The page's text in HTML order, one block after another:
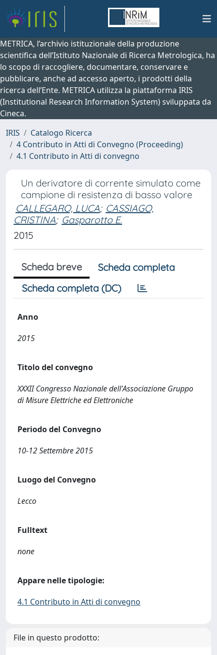
METRICA, l’archivio istituzionale della produzione
scientifica dell’Istituto Nazionale di Ricerca Metrologica, ha
lo scopo di raccogliere, documentare, conservare e
pubblicare, anche ad accesso aperto, i prodotti della
ricerca dell’Ente. METRICA utilizza la piattaforma IRIS
(Institutional Research Information System) sviluppata da
Cineca.
IRIS
Catalogo Ricerca
4 Contributo in Atti di Convegno (Proceeding)
4.1 Contributo in Atti di convegno
Un derivatore di corrente simulato come
campione di resistenza di basso valore
CALLEGARO, LUCA; CASSIAGO,
CRISTINA; Gasparotto E.
2015
Scheda breve
Scheda completa
Scheda completa (DC)
Anno
2015
Titolo del convegno
XXXII Congresso Nazionale dell'Associazione Gruppo
di Misure Elettriche ed Elettroniche
Periodo del Convegno
10-12 Settembre 2015
Luogo del Convegno
Lecco
Fulltext
none
Appare nelle tipologie:
4.1 Contributo in Atti di convegno
File in questo prodotto: